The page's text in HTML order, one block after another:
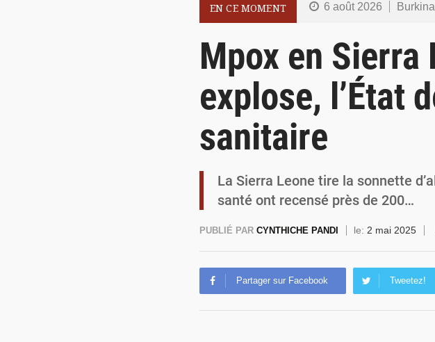
EN CE MOMENT 6 août 2026 Burkina Faso :
5 août 2026
4 août 2026 Burkina
4 août 2026
Mpox en Sierra
explose, l’État
sanitaire
La Sierra Leone tire la sonnette
santé ont recensé près de 200…
PUBLIÉ PAR CYNTHICHE PANDI le: 2 mai 2025
Partager sur Facebook Tweetez!